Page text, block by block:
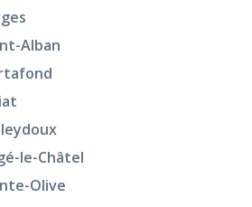
Alban
le-Châtel
Olive